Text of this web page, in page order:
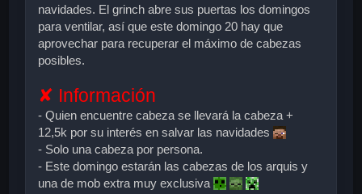
navidades. El grinch abre sus puertas los domingos
para ventilar, así que este domingo 20 hay que
aprovechar para recuperar el máximo de cabezas
posibles.
✘ Información
- Quien encuentre cabeza se llevará lacabeza +
12,5k por su interés en salvar las navidades
- Solo una cabeza por persona.
- Este domingo estarán las cabezas de los arquis y
una de mob extra muy exclusiva